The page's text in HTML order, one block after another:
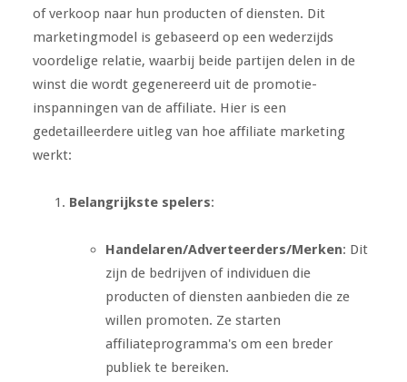
of verkoop naar hun producten of diensten. Dit
marketingmodel is gebaseerd op een wederzijds
voordelige relatie, waarbij beide partijen delen in de
winst die wordt gegenereerd uit de promotie-
inspanningen van de affiliate. Hier is een
gedetailleerdere uitleg van hoe affiliate marketing
werkt:
Belangrijkste spelers:
Handelaren/Adverteerders/Merken: Dit
zijn de bedrijven of individuen die
producten of diensten aanbieden die ze
willen promoten. Ze starten
affiliateprogramma's om een breder
publiek te bereiken.